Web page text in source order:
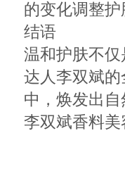
的变化调整
结语
温和护肤不
达人李双斌
中，焕发出
李双斌香料